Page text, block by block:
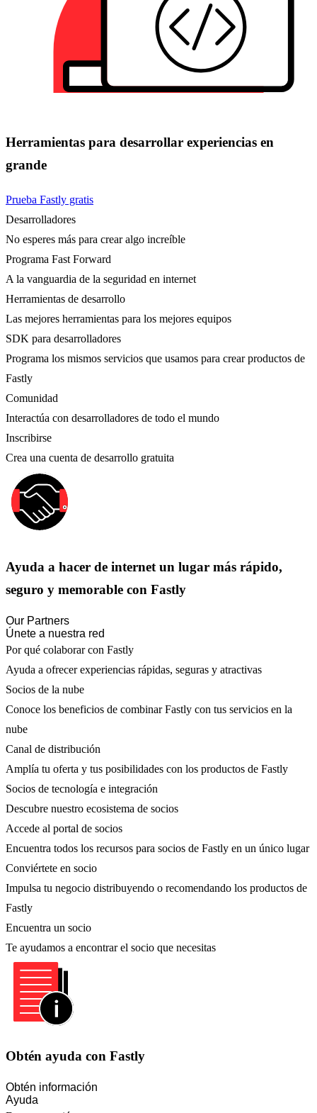
Herramientas para desarrollar experiencias en
grande
Prueba Fastly gratis
Desarrolladores
No esperes más para crear algo increíble
Programa Fast Forward
A la vanguardia de la seguridad en internet
Herramientas de desarrollo
Las mejores herramientas para los mejores equipos
SDK para desarrolladores
Programa los mismos servicios que usamos para crear productos de
Fastly
Comunidad
Interactúa con desarrolladores de todo el mundo
Inscribirse
Crea una cuenta de desarrollo gratuita
Ayuda a hacer de internet un lugar más rápido,
seguro y memorable con Fastly
Our Partners
Únete a nuestra red
Por qué colaborar con Fastly
Ayuda a ofrecer experiencias rápidas, seguras y atractivas
Socios de la nube
Conoce los beneficios de combinar Fastly con tus servicios en la
nube
Canal de distribución
Amplía tu oferta y tus posibilidades con los productos de Fastly
Socios de tecnología e integración
Descubre nuestro ecosistema de socios
Accede al portal de socios
Encuentra todos los recursos para socios de Fastly en un único lugar
Conviértete en socio
Impulsa tu negocio distribuyendo o recomendando los productos de
Fastly
Encuentra un socio
Te ayudamos a encontrar el socio que necesitas
Obtén ayuda con Fastly
Obtén información
Ayuda